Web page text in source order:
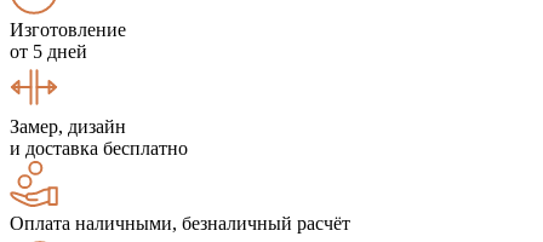
Изготовление
от 5 дней
Замер, дизайн
и доставка бесплатно
Оплата наличными, безналичный расчёт